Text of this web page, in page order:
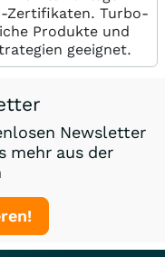
Zertifikaten. Turbo-
Produkte und
geeignet.
Newsletter
mehr aus der